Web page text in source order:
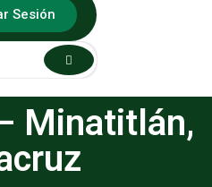
Sesión
Minatitlán,